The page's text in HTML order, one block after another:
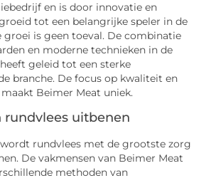
en is door innovatie en
tot een belangrijke speler in de
groei is geen toeval. De combinatie
en moderne technieken in de
geleid tot een sterke
branche. De focus op kwaliteit en
Beimer Meat uniek.
rundvlees uitbenen
rundvlees met de grootste zorg
De vakmensen van Beimer Meat
methoden van